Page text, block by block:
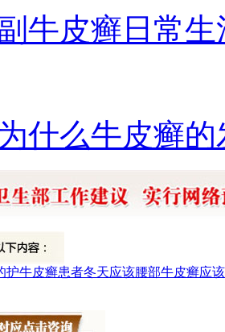
牛皮癣日常
为什么牛皮癣
护牛皮癣患者冬天应该腰部牛皮癣应